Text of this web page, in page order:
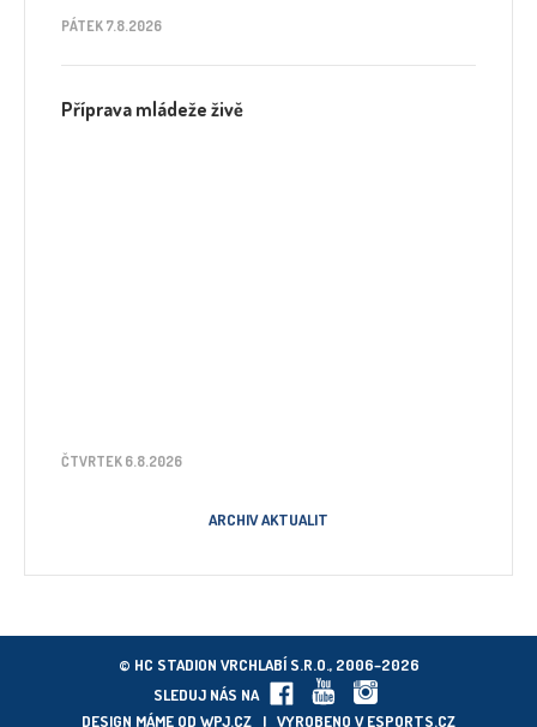
PÁTEK 7.8.2026
Příprava mládeže živě
ČTVRTEK 6.8.2026
ARCHIV AKTUALIT
© HC STADION VRCHLABÍ S.R.O., 2006–2026
SLEDUJ NÁS NA
DESIGN MÁME OD WPJ.CZ | VYROBENO VESPORTS.CZ